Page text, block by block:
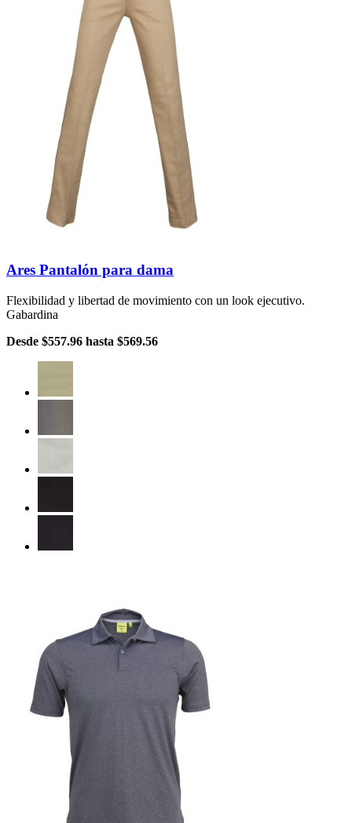
Ares Pantalón para dama
Flexibilidad y libertad de movimiento con un look ejecutivo.
Gabardina
Desde $557.96 hasta $569.56